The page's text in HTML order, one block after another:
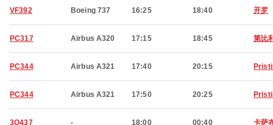
VF392 Boeing 737 16:25 18:40 开罗
PC317 Airbus A320 17:15 18:45 第比
PC344 Airbus A321 17:40 20:15
PC344 Airbus A321 17:50 20:25
3O437 - 18:00 00:40 卡萨